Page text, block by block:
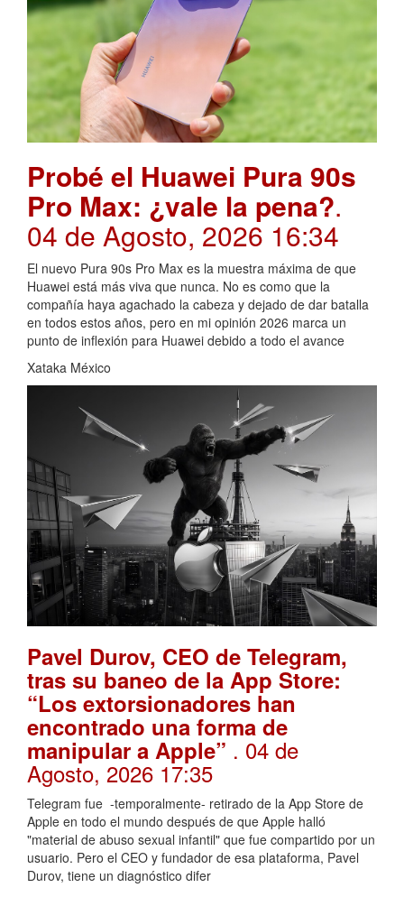
Probé el Huawei Pura 90s
Pro Max: ¿vale la pena?.
04 de Agosto, 2026 16:34
El nuevo Pura 90s Pro Max es la muestra máxima de que
Huawei está más viva que nunca. No es como que la
compañía haya agachado la cabeza y dejado de dar batalla
en todos estos años, pero en mi opinión 2026 marca un
punto de inflexión para Huawei debido a todo el avance
Xataka México
Pavel Durov, CEO de Telegram,
tras su baneo de la App Store:
“Los extorsionadores han
encontrado una forma de
manipular a Apple” . 04 de
Agosto, 2026 17:35
Telegram fue -temporalmente- retirado de la App Store de
Apple en todo el mundo después de que Apple halló
"material de abuso sexual infantil" que fue compartido por un
usuario. Pero el CEO y fundador de esa plataforma, Pavel
Durov, tiene un diagnóstico difer